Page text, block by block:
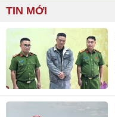
TIN MỚI